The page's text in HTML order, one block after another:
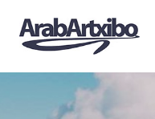
contenido